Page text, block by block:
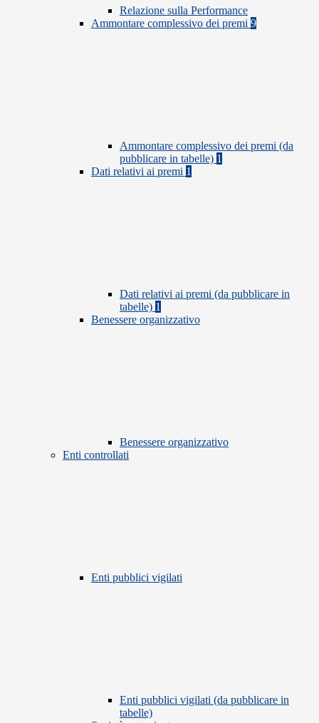
Relazione sulla Performance
Ammontare complessivo dei premi 9
Ammontare complessivo dei premi (da
pubblicare in tabelle) 1
Dati relativi ai premi 1
Dati relativi ai premi (da pubblicare in
tabelle) 1
Benessere organizzativo
Benessere organizzativo
Enti controllati
Enti pubblici vigilati
Enti pubblici vigilati (da pubblicare in
tabelle)